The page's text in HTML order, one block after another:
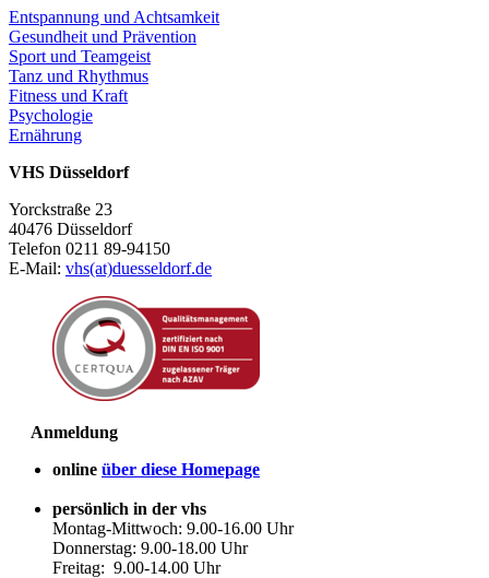
Entspannung und Achtsamkeit
Gesundheit und Prävention
Sport und Teamgeist
Tanz und Rhythmus
Fitness und Kraft
Psychologie
Ernährung
VHS Düsseldorf
Yorckstraße 23
40476 Düsseldorf
Telefon 0211 89-94150
E-Mail: vhs(at)duesseldorf.de
Anmeldung
online über diese Homepage
persönlich in der vhs
Montag-Mittwoch: 9.00-16.00 Uhr
Donnerstag: 9.00-18.00 Uhr
Freitag: 9.00-14.00 Uhr